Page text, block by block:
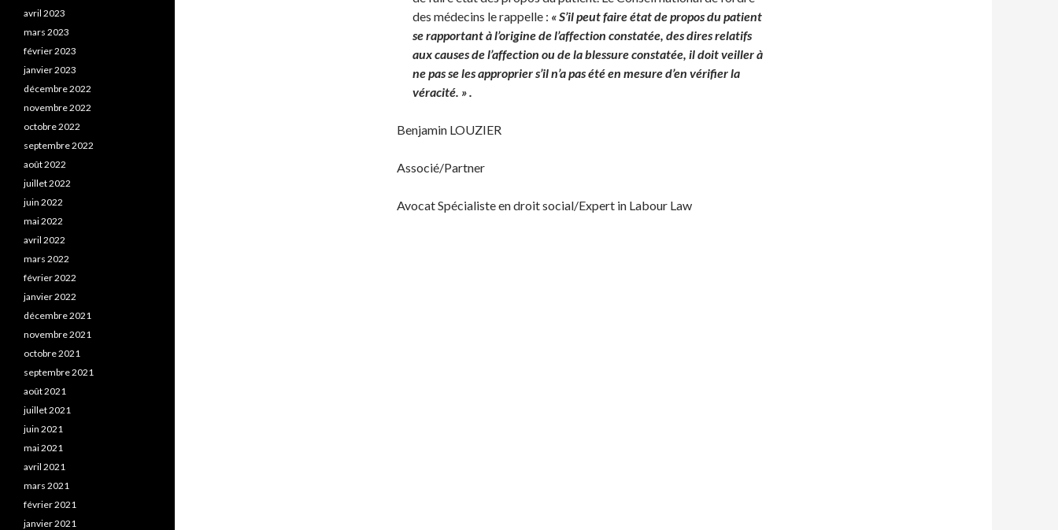
des médecins le rappelle : « S’il peut faire état de propos du patient
se rapportant à l’origine de l’affection constatée, des dires relatifs
aux causes de l’affection ou de la blessure constatée, il doit veiller à
ne pas se les approprier s’il n’a pas été en mesure d’en vérifier la
véracité. » .
Benjamin LOUZIER
Associé/Partner
Avocat Spécialiste en droit social/Expert in Labour Law
avril 2023
mars 2023
février 2023
janvier 2023
décembre 2022
novembre 2022
octobre 2022
septembre 2022
août 2022
juillet 2022
juin 2022
mai 2022
avril 2022
mars 2022
février 2022
janvier 2022
décembre 2021
novembre 2021
octobre 2021
septembre 2021
août 2021
juillet 2021
juin 2021
mai 2021
avril 2021
mars 2021
février 2021
janvier 2021